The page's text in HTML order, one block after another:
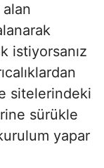
istiyorsanız
sitelerindeki
sürükle
yapar